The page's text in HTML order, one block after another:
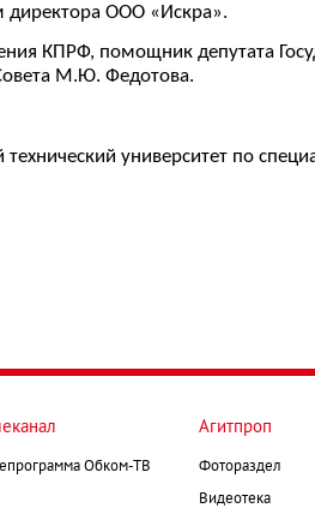
директора ООО «Искра».
КПРФ, помощник депутата
М.Ю. Федотова.
университет по
Обком-ТВ
Агитпроп
Фотораздел
Видеотека